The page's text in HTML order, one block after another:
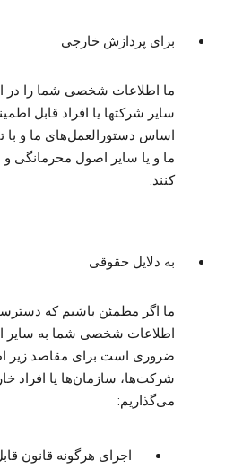
برای پردازش خارجی
ما اطلاعات شخصی شما را در
سایر شرکتها یا افراد قابل
اساس دستورالعمل‌های ما و
ما و یا سایر اصول محرمانگی و
کنند.
به دلایل حقوقی
ما اگر مطمئن باشیم که
اطلاعات شخصی شما به سایر
ضروری است برای مقاصد زیر
می‌گذاریم:
اجرای هرگونه قانون